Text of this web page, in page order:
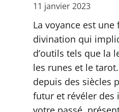
11 janvier 2023
La voyance est une
divination qui
d’outils tels que la
les runes et le
depuis des siècles
futur et révéler